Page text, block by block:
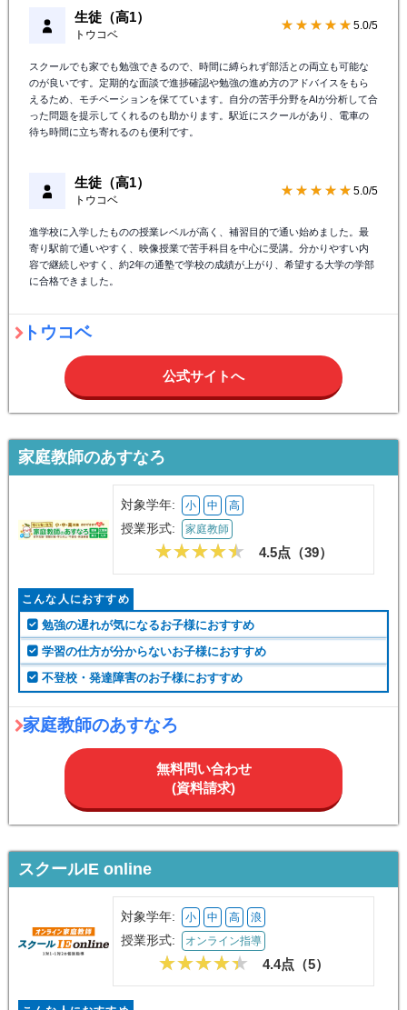
生徒（高1）
トウコベ
★★★★★ 5.0/5
スクールでも家でも勉強できるので、時間に縛られず部活との両立も可能な
のが良いです。定期的な面談で進捗確認や勉強の進め方のアドバイスをもら
えるため、モチベーションを保てています。自分の苦手分野をAIが分析して合
った問題を提示してくれるのも助かります。駅近にスクールがあり、電車の
待ち時間に立ち寄れるのも便利です。
生徒（高1）
トウコベ
★★★★★ 5.0/5
進学校に入学したものの授業レベルが高く、補習目的で通い始めました。最
寄り駅前で通いやすく、映像授業で苦手科目を中心に受講。分かりやすい内
容で継続しやすく、約2年の通塾で学校の成績が上がり、希望する大学の学部
に合格できました。
トウコベ
公式サイトへ
家庭教師のあすなろ
対象学年: 小 中 高
授業形式: 家庭教師
4.5点（39）
こんな人におすすめ
勉強の遅れが気になるお子様におすすめ
学習の仕方が分からないお子様におすすめ
不登校・発達障害のお子様におすすめ
家庭教師のあすなろ
無料問い合わせ
(資料請求)
スクールIE online
対象学年: 小 中 高 浪
授業形式: オンライン指導
4.4点（5）